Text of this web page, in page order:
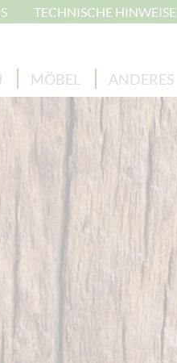
TECHNISCHE HINWEISE
MÖBEL ANDERES